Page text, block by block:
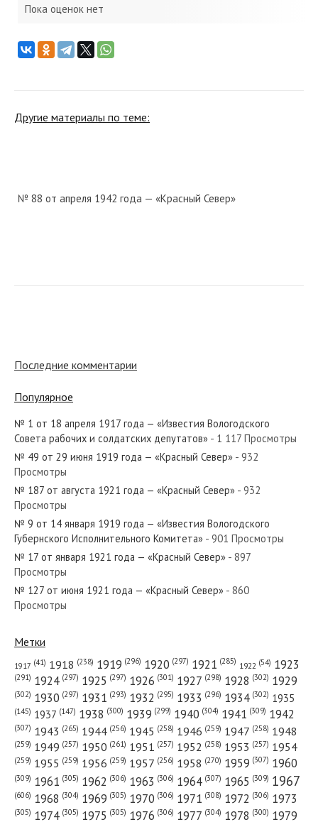
Пока оценок нет
Другие материалы по теме:
№ 88 от апреля 1942 года — «Красный Север»
№ 151 от июня 1960 года — «Красный Север»
№ 84 от апреля 1955 года — «Красный Север»
№ 120 от мая 1935 года — «Красный Север»
№ 68 от марта 1924 года — «Красный Север»
№ 106 от мая 1926 года — «Красный Север»
Последние комментарии
Популярное
№ 1 от 18 апреля 1917 года — «Известия Вологодского
Совета рабочих и солдатских депутатов» - 1 117 Просмотры
№ 49 от 29 июня 1919 года — «Красный Север» - 932
Просмотры
№ 187 от августа 1921 года — «Красный Север» - 932
Просмотры
№ 9 от 14 января 1919 года — «Известия Вологодского
Губернского Исполнительного Комитета» - 901 Просмотры
№ 17 от января 1921 года — «Красный Север» - 897
Просмотры
№ 127 от июня 1921 года — «Красный Север» - 860
Просмотры
Метки
1917 (41) 1918 (238) 1919 (296) 1920 (297) 1921 (285) 1922 (54) 1923
(291) 1924 (297) 1925 (297) 1926 (301) 1927 (298) 1928 (302) 1929
(302) 1930 (297) 1931 (293) 1932 (295) 1933 (296) 1934 (302) 1935
(145) 1937 (147) 1938 (300) 1939 (299) 1940 (304) 1941 (309) 1942
(307) 1943 (265) 1944 (256) 1945 (258) 1946 (259) 1947 (258) 1948
(259) 1949 (257) 1950 (261) 1951 (257) 1952 (258) 1953 (257) 1954
(259) 1955 (259) 1956 (259) 1957 (256) 1958 (270) 1959 (307) 1960
(309) 1961 (305) 1962 (306) 1963 (306) 1964 (307) 1965 (309) 1967
(606) 1968 (304) 1969 (305) 1970 (306) 1971 (308) 1972 (306) 1973
(305) 1974 (305) 1975 (305) 1976 (306) 1977 (304) 1978 (300) 1979